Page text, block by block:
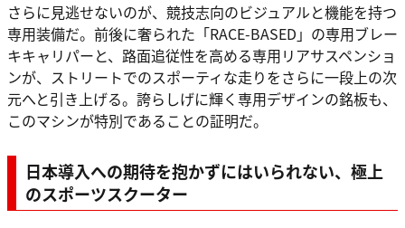
さらに見逃せないのが、競技志向のビジュアルと機能を持つ
専用装備だ。前後に奢られた「RACE-BASED」の専用ブレー
キキャリパーと、路面追従性を高める専用リアサスペンショ
ンが、ストリートでのスポーティな走りをさらに一段上の次
元へと引き上げる。誇らしげに輝く専用デザインの銘板も、
このマシンが特別であることの証明だ。
日本導入への期待を抱かずにはいられない、極上
のスポーツスクーター